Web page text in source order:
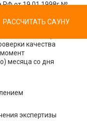
РАССЧИТАТЬ САУНУ
РФ от 19.01.1998г №
такой Товар в
качества
момент
месяца со дня
экспертизы